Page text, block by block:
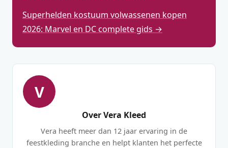
Superhelden kostuum volwassenen kopen
2026: Marvel en DC complete gids →
V
Over Vera Kleed
Vera heeft meer dan 12 jaar ervaring in de
feestkleding branche en helpt klanten het perfecte